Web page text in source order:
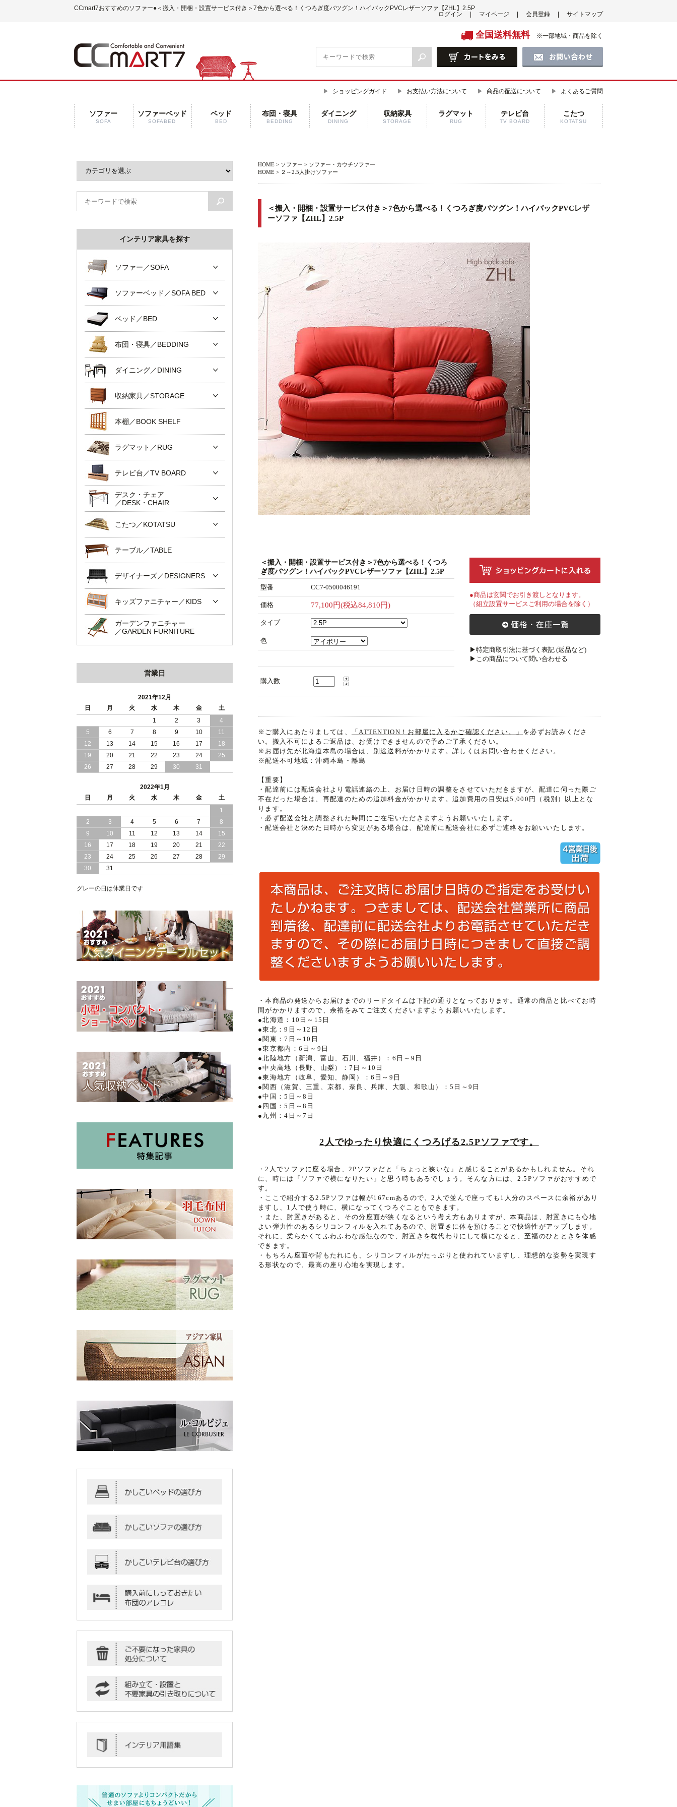
CCmart7おすすめのソファー●＜搬入・開梱・設置サービス付き＞7色から選べる！くつろぎ度バツグン！ハイバックPVCレザーソファ【ZHL】2.5P
ログイン
マイページ 会員登録 サイトマップ
全国送料無料 ※一部地域・商品を除く
ショッピングガイド お支払い方法について 商品の配送について よくあるご質問
ソファー
SOFA
ソファーベッド
SOFABED
ベッド
BED
布団・寝具
BEDDING
ダイニング
DINING
収納家具
STORAGE
ラグマット
RUG
テレビ台
TV BOARD
こたつ
KOTATSU
HOME > ソファー > ソファー・カウチソファー
HOME > ２～2.5人掛けソファー
＜搬入・開梱・設置サービス付き＞7色から選べる！くつろぎ度バツグン！ハイバックPVCレザ
ーソファ【ZHL】2.5P
＜搬入・開梱・設置サービス付き＞7色から選べる！くつろ
ぎ度バツグン！ハイバックPVCレザーソファ【ZHL】2.5P
型番 CC7-0500046191
価格 77,100円(税込84,810円)
タイプ
色
購入数
●商品は玄関でお引き渡しとなります。
（組立設置サービスご利用の場合を除く）
▶特定商取引法に基づく表記 (返品など)
▶この商品について問い合わせる
※ご購入にあたりましては、 「ATTENTION！お部屋に入るかご確認ください。」 を必ずお読みくださ
い。搬入不可によるご返品は、お受けできませんので予めご了承ください。
※お届け先が北海道本島の場合は、別途送料がかかります。詳しくは お問い合わせ ください。
※配送不可地域：沖縄本島・離島
【重要】
・配達前には配送会社より電話連絡の上、お届け日時の調整をさせていただきますが、配達に伺った際ご
不在だった場合は、再配達のための追加料金がかかります。追加費用の目安は5,000円（税別）以上とな
ります。
・必ず配送会社と調整された時間にご在宅いただきますようお願いいたします。
・配送会社と決めた日時から変更がある場合は、配達前に配送会社に必ずご連絡をお願いいたします。
・本商品の発送からお届けまでのリードタイムは下記の通りとなっております。通常の商品と比べてお時
間がかかりますので、余裕をみてご注文くださいますようお願いいたします。
●北海道：10日～15日
●東北：9日～12日
●関東：7日～10日
●東京都内：6日～9日
●北陸地方（新潟、富山、石川、福井）：6日～9日
●中央高地（長野、山梨）：7日～10日
●東海地方（岐阜、愛知、静岡）：6日～9日
●関西（滋賀、三重、京都、奈良、兵庫、大阪、和歌山）：5日～9日
●中国：5日～8日
●四国：5日～8日
●九州：4日～7日
2人でゆったり快適にくつろげる2.5Pソファです。
・2人でソファに座る場合、2Pソファだと「ちょっと狭いな」と感じることがあるかもしれません。それ
に、時には「ソファで横になりたい」と思う時もあるでしょう。そんな方には、2.5Pソファがおすすめで
す。
・ここで紹介する2.5Pソファは幅が167cmあるので、2人で並んで座っても1人分のスペースに余裕があり
ますし、1人で使う時に、横になってくつろぐこともできます。
・また、肘置きがあると、その分座面が狭くなるという考え方もありますが、本商品は、肘置きにも心地
よい弾力性のあるシリコンフィルを入れてあるので、肘置きに体を預けることで快適性がアップします。
それに、柔らかくてふわふわな感触なので、肘置きを枕代わりにして横になると、至福のひとときを体感
できます。
・もちろん座面や背もたれにも、シリコンフィルがたっぷりと使われていますし、理想的な姿勢を実現す
る形状なので、最高の座り心地を実現します。
インテリア家具を探す
ソファー／SOFA
ソファーベッド／SOFA BED
ベッド／BED
布団・寝具／BEDDING
ダイニング／DINING
収納家具／STORAGE
本棚／BOOK SHELF
ラグマット／RUG
テレビ台／TV BOARD
デスク・チェア
／DESK・CHAIR
こたつ／KOTATSU
テーブル／TABLE
デザイナーズ／DESIGNERS
キッズファニチャー／KIDS
ガーデンファニチャー
／GARDEN FURNITURE
営業日
2021年12月
日
月 火 水 木 金
土
1
2 3
4
5
6 7 8 9 10
11
12
13 14 15 16 17
18
19
20 21 22 23 24
25
26
27 28 29 30 31
2022年1月
日
月 火 水 木 金
土
1
2
3 4 5 6 7
8
9
10 11 12 13 14
15
16
17 18 19 20 21
22
23
24 25 26 27 28
29
30
31
グレーの日は休業日です